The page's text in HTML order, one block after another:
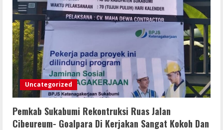
Uncategorized
Pemkab Sukabumi Rekontruksi Ruas Jalan
Cibeureum- Goalpara Di Kerjakan Sangat Kokoh Dan